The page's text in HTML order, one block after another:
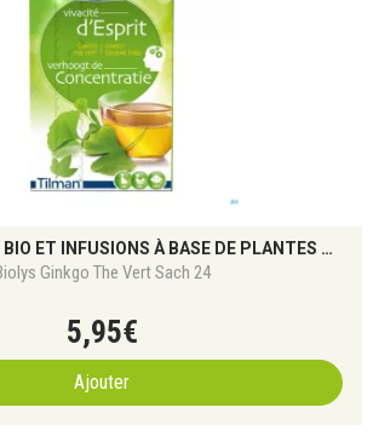
BIOLYS : TISANES BIO ET INFUSIONS À BASE DE PLANTES POUR LE BIEN-ÊTRE NATUREL
Ginkgo The Vert Sach 24
5,95€
Ajouter